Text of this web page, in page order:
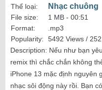
Thể loại:
Nhạc chuông
File size: 1 MB - 00:51
Format:
.mp3
Popularity:
5492 Views /
Description: Nếu như bạn
remix thì chắc chắn không
iPhone 13 mặc định nguyên
nhạc sôi động này rồi. Bạn